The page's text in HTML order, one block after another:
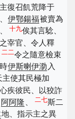
主復召飢荒降于
伊鄂鍚福被賣為
十九俟其言騐、
宰官、令人釋
二二令之隨意檢束
伊斯喇伊泐 入
主使其民極加
疾彼民、以狡詐
阿阿隆 、 二七斯二
地、指示主之異